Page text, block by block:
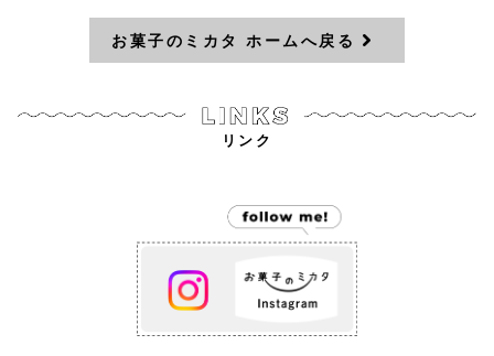
お菓子のミカタ ホームへ戻る
リンク